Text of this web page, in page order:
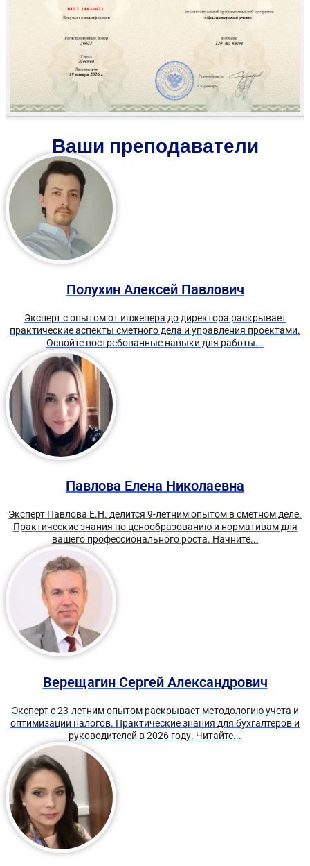
Ваши преподаватели
Полухин Алексей Павлович
Эксперт с опытом от инженера до директора раскрывает
практические аспекты сметного дела и управления проектами.
Освойте востребованные навыки для работы...
Павлова Елена Николаевна
Эксперт Павлова Е.Н. делится 9-летним опытом в сметном деле.
Практические знания по ценообразованию и нормативам для
вашего профессионального роста. Начните...
Верещагин Сергей Александрович
Эксперт с 23-летним опытом раскрывает методологию учета и
оптимизации налогов. Практические знания для бухгалтеров и
руководителей в 2026 году. Читайте...